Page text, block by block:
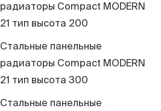
радиаторы Compact MODERN
21 тип высота 200
Стальные панельные
радиаторы Compact MODERN
21 тип высота 300
Стальные панельные